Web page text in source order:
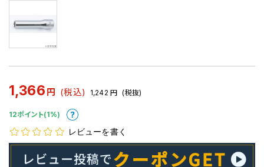
1,366 円 (税込) 1,242 円 (税抜)
12ポイント(1%)
レビューを書く